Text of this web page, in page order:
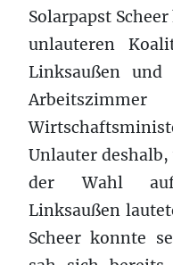
Solarpapst
unlauteren
Linksaußen und
Unlauter
der Wahl
Linksaußen
Scheer konnte